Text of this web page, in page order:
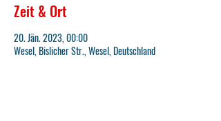
Zeit & Ort
20. Jän. 2023, 00:00
Wesel, Bislicher Str., Wesel, Deutschland